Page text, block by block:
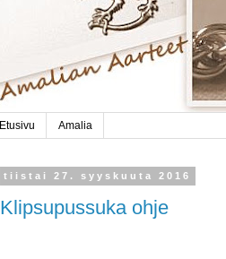
Etusivu Amalia
tiistai 27. syyskuuta 2016
Klipsupussuka ohje